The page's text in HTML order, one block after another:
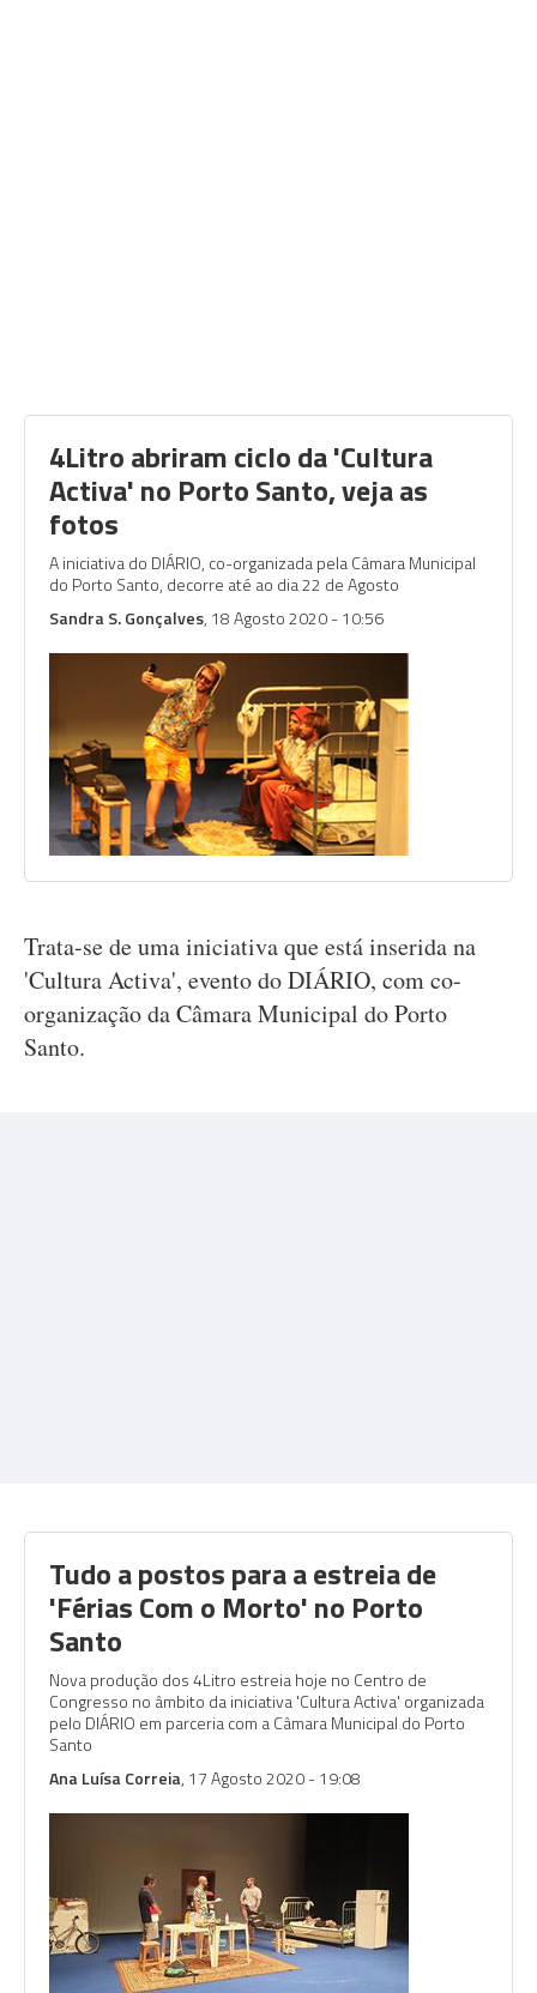
4Litro abriram ciclo da 'Cultura
Activa' no Porto Santo, veja as
fotos
A iniciativa do DIÁRIO, co-organizada pela Câmara Municipal
do Porto Santo, decorre até ao dia 22 de Agosto
Sandra S. Gonçalves, 18 Agosto 2020 - 10:56
Trata-se de uma iniciativa que está inserida na
'Cultura Activa', evento do DIÁRIO, com co-
organização da Câmara Municipal do Porto
Santo.
Tudo a postos para a estreia de
'Férias Com o Morto' no Porto
Santo
Nova produção dos 4Litro estreia hoje no Centro de
Congresso no âmbito da iniciativa 'Cultura Activa' organizada
pelo DIÁRIO em parceria com a Câmara Municipal do Porto
Santo
Ana Luísa Correia, 17 Agosto 2020 - 19:08